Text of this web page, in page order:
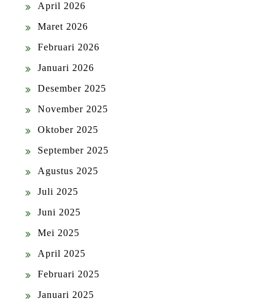
April 2026
Maret 2026
Februari 2026
Januari 2026
Desember 2025
November 2025
Oktober 2025
September 2025
Agustus 2025
Juli 2025
Juni 2025
Mei 2025
April 2025
Februari 2025
Januari 2025